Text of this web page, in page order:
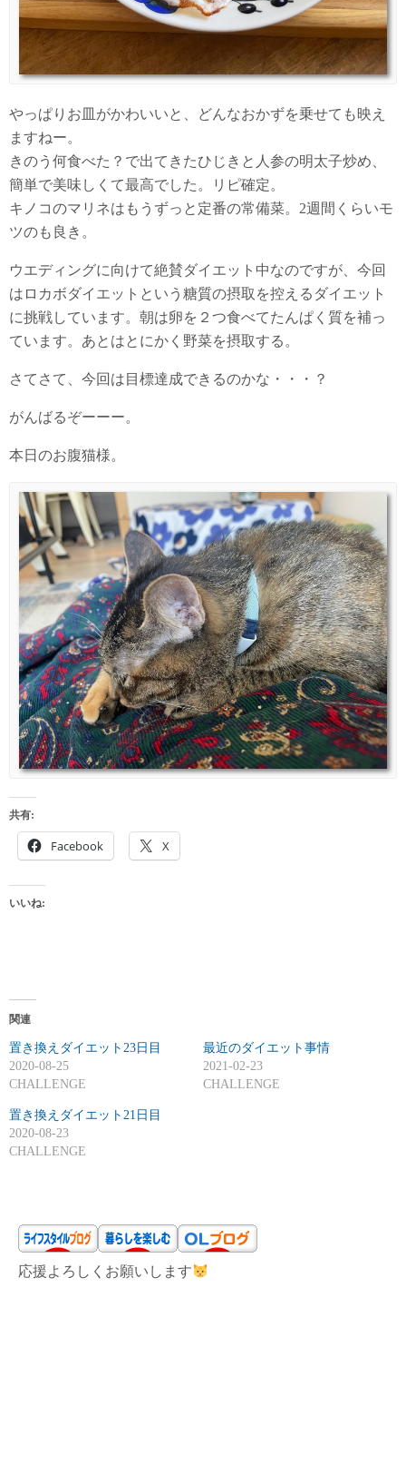
やっぱりお皿がかわいいと、どんなおかずを乗せても映え
ますねー。
きのう何食べた？で出てきたひじきと人参の明太子炒め、
簡単で美味しくて最高でした。リピ確定。
キノコのマリネはもうずっと定番の常備菜。2週間くらいモ
ツのも良き。
ウエディングに向けて絶賛ダイエット中なのですが、今回
はロカボダイエットという糖質の摂取を控えるダイエット
に挑戦しています。朝は卵を２つ食べてたんぱく質を補っ
ています。あとはとにかく野菜を摂取する。
さてさて、今回は目標達成できるのかな・・・？
がんばるぞーーー。
本日のお腹猫様。
共有:
Facebook X
いいね:
関連
置き換えダイエット23日目
2020-08-25
CHALLENGE
最近のダイエット事情
2021-02-23
CHALLENGE
置き換えダイエット21日目
2020-08-23
CHALLENGE
応援よろしくお願いします